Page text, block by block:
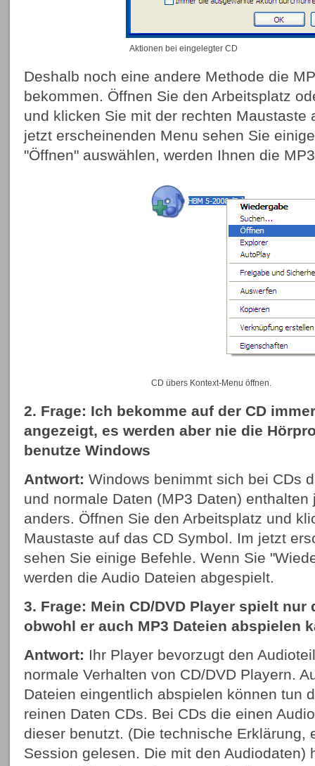
Aktionen bei eingelegter CD
Deshalb noch eine andere Methode die
bekommen. Öffnen Sie den Arbeitsplatz
und klicken Sie mit der rechten Maustaste
jetzt erscheinenden Menu sehen Sie
"Öffnen" auswählen, werden Ihnen die
CD übers Kontext-Menu öffnen.
2. Frage: Ich bekomme auf der CD
angezeigt, es werden aber nie die
benutze Windows
Antwort: Windows benimmt sich bei CDs
und normale Daten (MP3 Daten)
anders. Öffnen Sie den Arbeitsplatz und
Maustaste auf das CD Symbol. Im jetzt
sehen Sie einige Befehle. Wenn Sie
werden die Audio Dateien abgespielt.
3. Frage: Mein CD/DVD Player spielt nur
obwohl er auch MP3 Dateien abspielen
Antwort: Ihr Player bevorzugt den
normale Verhalten von CD/DVD Playern.
Dateien eingentlich abspielen können tun
reinen Daten CDs. Bei CDs die einen
dieser benutzt. (Die technische Erklärung,
Session gelesen. Die mit den Audiodaten)